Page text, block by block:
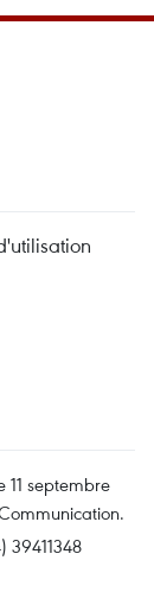
11 septembre
39411348